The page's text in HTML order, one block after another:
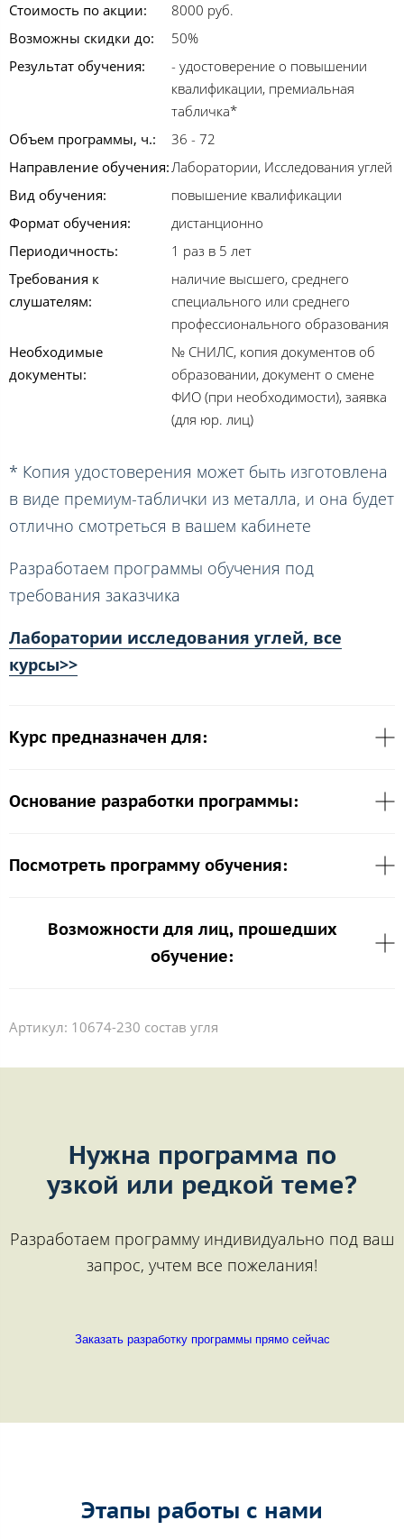
Стоимость по акции:
8000 руб.
Возможны скидки до:
50%
Результат обучения:
- удостоверение о повышении
квалификации, премиальная
табличка*
Объем программы, ч.:
36 - 72
Направление обучения:Лаборатории, Исследования углей
Вид обучения:
повышение квалификации
Формат обучения:
дистанционно
Периодичность:
1 раз в 5 лет
Требования к
слушателям:
наличие высшего, среднего
специального или среднего
профессионального образования
Необходимые
документы:
№ СНИЛС, копия документов об
образовании, документ о смене
ФИО (при необходимости), заявка
(для юр. лиц)
* Копия удостоверения может быть изготовлена
в виде премиум-таблички из металла, и она будет
отлично смотреться в вашем кабинете
Разработаем программы обучения под
требования заказчика
Лаборатории исследования углей, все
курсы>>
Курс предназначен для:
Основание разработки программы:
Посмотреть программу обучения:
Возможности для лиц, прошедших
обучение:
Артикул: 10674-230 состав угля
Нужна программа по
узкой или редкой теме?
Разработаем программу индивидуально под ваш
запрос, учтем все пожелания!
Заказать разработку программы прямо сейчас
Этапы работы с нами